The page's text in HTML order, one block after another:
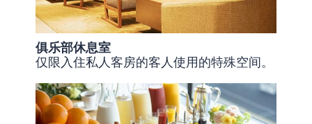
俱乐部休息室
仅限入住私人客房的客人使用的特殊空间。